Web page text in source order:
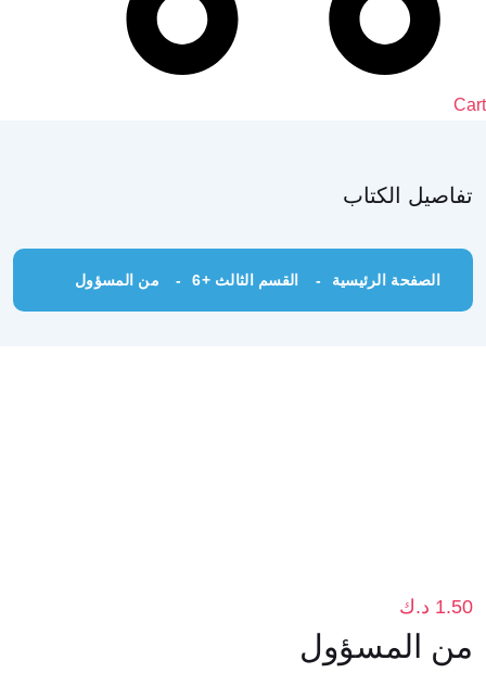
Cart
تفاصيل الكتاب
الصفحة الرئيسية القسم الثالث +6 من المسؤول
1.50 د.ك
من المسؤول